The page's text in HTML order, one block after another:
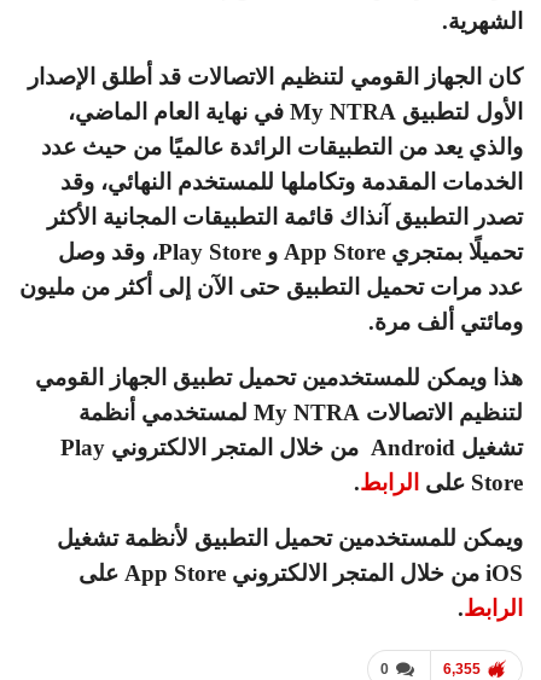
الشهرية.
كان الجهاز القومي لتنظيم الاتصالات قد أطلق الإصدار
الأول لتطبيق My NTRA في نهاية العام الماضي،
والذي يعد من التطبيقات الرائدة عالميًا من حيث عدد
الخدمات المقدمة وتكاملها للمستخدم النهائي، وقد
تصدر التطبيق آنذاك قائمة التطبيقات المجانية الأكثر
تحميلًا بمتجري App Store و Play Store، وقد وصل
عدد مرات تحميل التطبيق حتى الآن إلى أكثر من مليون
ومائتي ألف مرة.
هذا ويمكن للمستخدمين تحميل تطبيق الجهاز القومي
لتنظيم الاتصالات My NTRA لمستخدمي أنظمة
تشغيل Android من خلال المتجر الالكتروني Play
Store على
الرابط.
ويمكن للمستخدمين تحميل التطبيق لأنظمة تشغيل
iOS من خلال المتجر الالكتروني App Store على
الرابط.
0 6,355